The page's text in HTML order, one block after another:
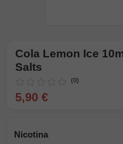
Cola Lemon Ice
Salts
(0)
5,90 €
Nicotina